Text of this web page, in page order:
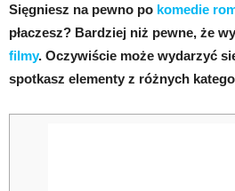
Sięgniesz na pewno po komedie
płaczesz? Bardziej niż pewne, że
filmy. Oczywiście może wydarzyć
spotkasz elementy z różnych